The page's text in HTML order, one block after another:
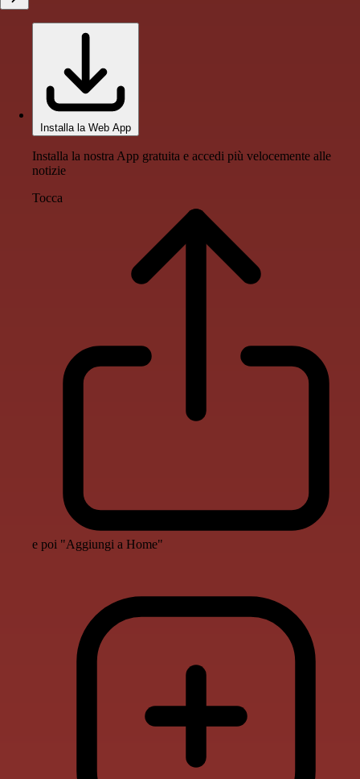
Installa la Web App
Installa la nostra App gratuita e accedi più velocemente alle
notizie
Tocca
e poi "Aggiungi a Home"